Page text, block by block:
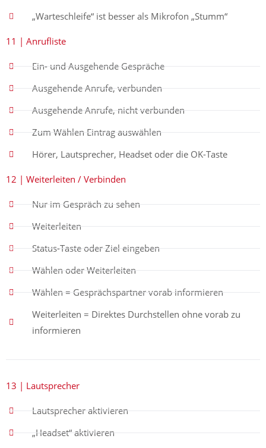
„Warteschleife“ ist besser als Mikrofon „Stumm“
11 | Anrufliste
Ein- und Ausgehende Gespräche
Ausgehende Anrufe, verbunden
Ausgehende Anrufe, nicht verbunden
Zum Wählen Eintrag auswählen
Hörer, Lautsprecher, Headset oder die OK-Taste
12 | Weiterleiten / Verbinden
Nur im Gespräch zu sehen
Weiterleiten
Status-Taste oder Ziel eingeben
Wählen oder Weiterleiten
Wählen = Gesprächspartner vorab informieren
Weiterleiten = Direktes Durchstellen ohne vorab zu
informieren
13 | Lautsprecher
Lautsprecher aktivieren
„Headset“ aktivieren